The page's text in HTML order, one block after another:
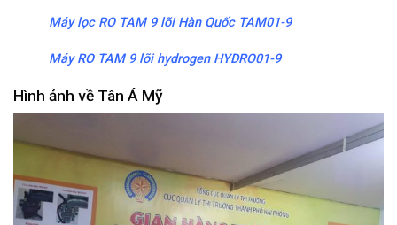
Máy lọc RO TAM 9 lõi Hàn Quốc TAM01-9
Máy RO TAM 9 lõi hydrogen HYDRO01-9
Hình ảnh về Tân Á Mỹ